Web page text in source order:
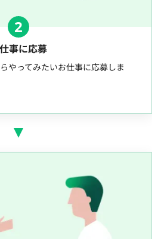
2
事に応募
やってみたいお仕事に応募しま